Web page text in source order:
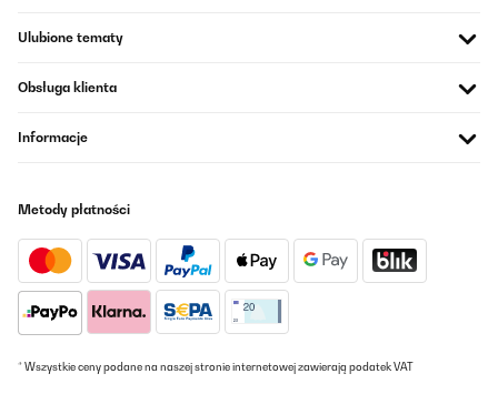
Ulubione tematy
Obsługa klienta
Informacje
Metody płatności
* Wszystkie ceny podane na naszej stronie internetowej zawierają podatek VAT